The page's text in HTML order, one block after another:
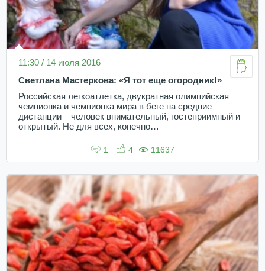
11:30 / 14 июля 2016
Светлана Мастеркова: «Я тот еще огородник!»
Российская легкоатлетка, двукратная олимпийская
чемпионка и чемпионка мира в беге на средние
дистанции – человек внимательный, гостеприимный и
открытый. Не для всех, конечно…
1 4 11637